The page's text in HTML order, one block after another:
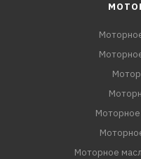
Моторное
Моторное